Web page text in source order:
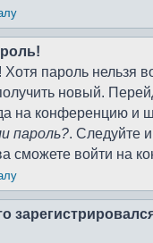
Хотя пароль нельзя
новый.
на конференцию и
пароль?. Следуйте
сможете войти на